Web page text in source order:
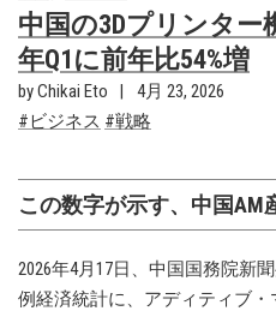
中国の3Dプリンター
年Q1に前年比54%増
by Chikai Eto
4月 23, 2026
ビジネス
戦略
この数字が示す、中国AM
2026年4月17日、中国国務院新
例経済統計に、アディティブ